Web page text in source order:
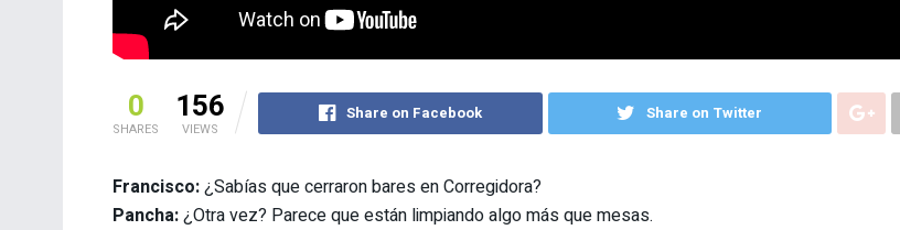
0
SHARES
156
VIEWS
Share on Facebook Share on Twitter
Francisco:¿Sabías que cerraron bares en Corregidora?
Pancha:¿Otra vez? Parece que están limpiando algo más que mesas.